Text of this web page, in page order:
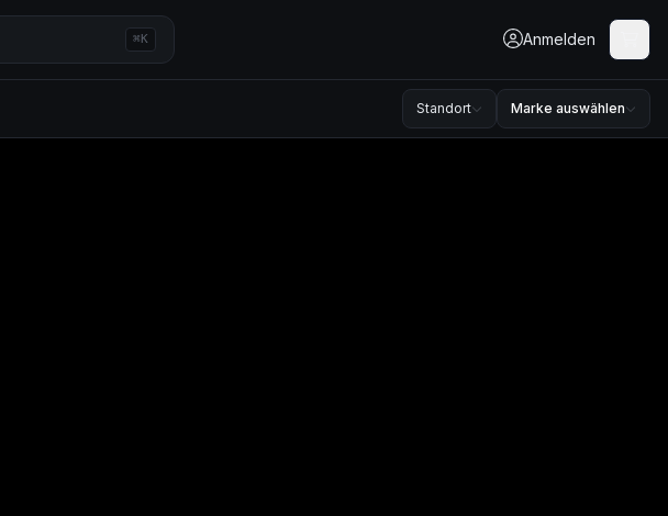
⌘K Anmelden
Standort Marke auswählen